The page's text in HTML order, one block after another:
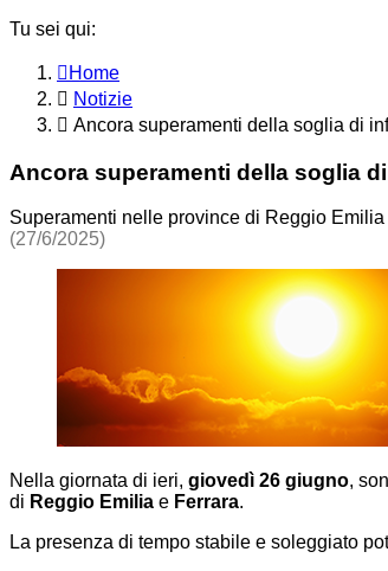
Tu sei qui:
Home
Notizie
Ancora superamenti della soglia di
Ancora superamenti della soglia
Superamenti nelle province di Reggio Emilia
(27/6/2025)
Nella giornata di ieri, giovedì 26 giugno,
di Reggio Emilia e Ferrara.
La presenza di tempo stabile e soleggiato